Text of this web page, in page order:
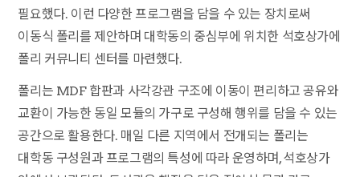
필요했다. 이런 다양한 프로그램을 담을 수 있는 장치로써
이동식 폴리를 제안하며 대학동의 중심부에 위치한 석호상가에
폴리 커뮤니티 센터를 마련했다.
폴리는 MDF 합판과 사각강관 구조에 이동이 편리하고 공유와
교환이 가능한 동일 모듈의 가구로 구성해 행위를 담을 수 있는
공간으로 활용한다. 매일 다른 지역에서 전개되는 폴리는
대학동 구성원과 프로그램의 특성에 따라 운영하며, 석호상가